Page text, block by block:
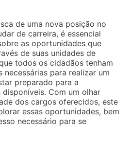
de uma nova posição no
de carreira, é essencial
as oportunidades que
de suas unidades de
todos os cidadãos tenham
necessárias para realizar um
preparado para a
Com um olhar
dos cargos oferecidos, este
essas oportunidades, bem
necessário para se